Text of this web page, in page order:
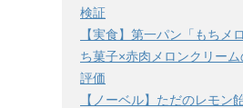
検証
【実食】第一パン「もちメ
ち菓子×赤肉メロンクリー
評価
【ノーベル】ただのレモン